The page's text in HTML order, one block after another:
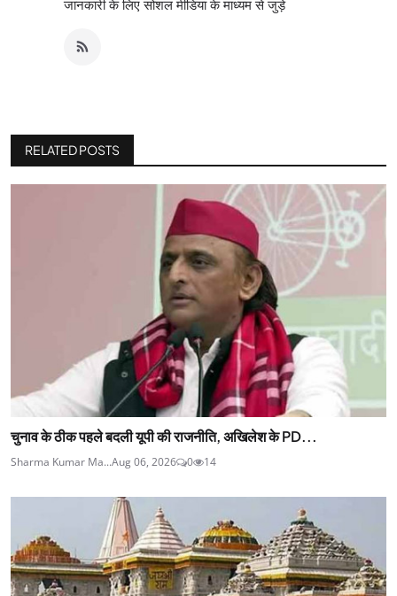
जानकारी के लिए सोशल मीडिया के माध्यम से जुड़े
RELATED POSTS
चुनाव के ठीक पहले बदली यूपी की राजनीति, अखिलेश के PD...
Sharma Kumar Ma...Aug 06, 2026 0 14